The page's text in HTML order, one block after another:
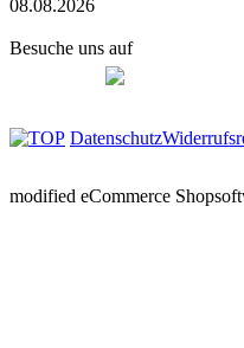
08.08.2026
Besuche uns auf
Datenschutz
modified eCommerce